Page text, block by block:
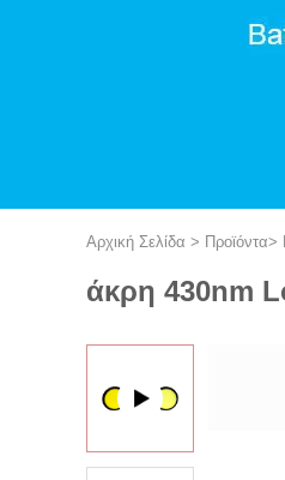
Αρχική Σελίδα > Προϊόντα>
άκρη 430nm